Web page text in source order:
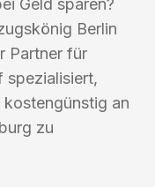
Geld sparen?
Berlin
Partner für
spezialisiert,
an
zu